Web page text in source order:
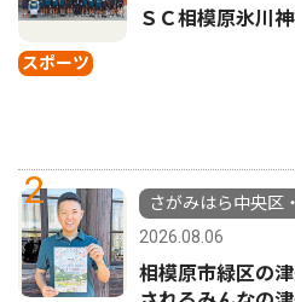
スポーツ
ＳＣ相模原氷川
2
さがみはら中央区
2026.08.06
相模原市緑区の